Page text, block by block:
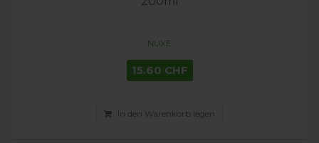
NUXE
15.60 CHF
In den Warenkorb legen